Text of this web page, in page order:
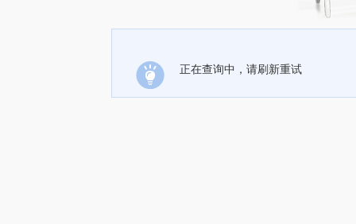
正在查询中，请刷新重试